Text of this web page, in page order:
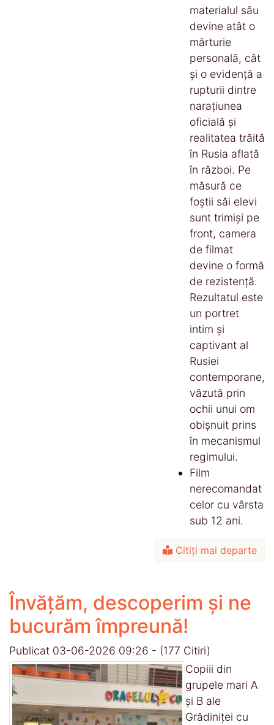
materialul său
devine atât o
mărturie
personală, cât
și o evidență a
rupturii dintre
narațiunea
oficială și
realitatea trăită
în Rusia aflată
în război. Pe
măsură ce
foștii săi elevi
sunt trimiși pe
front, camera
de filmat
devine o formă
de rezistență.
Rezultatul este
un portret
intim și
captivant al
Rusiei
contemporane,
văzută prin
ochii unui om
obișnuit prins
în mecanismul
regimului.
Film
nerecomandat
celor cu vârsta
sub 12 ani.
Citiți mai departe
Învățăm, descoperim și ne
bucurăm împreună!
Publicat 03-06-2026 09:26 - (177 Citiri)
Copiii din
grupele mari A
și B ale
Grădiniței cu